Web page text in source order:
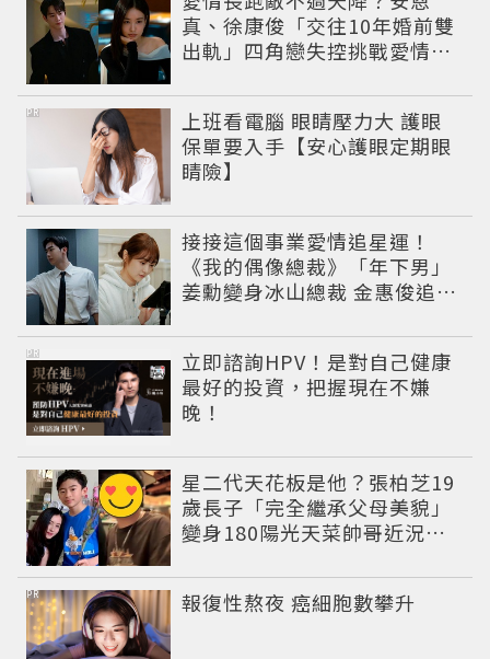
真、徐康俊「交往10年婚前雙
出軌」四角戀失控挑戰愛情底
上班看電腦 眼睛壓力大 護眼
保單要入手【安心護眼定期眼
睛險】
PR
接接這個事業愛情追星運！
《我的偶像總裁》「年下男」
姜勳變身冰山總裁 金惠俊追星
立即諮詢HPV！是對自己健康
最好的投資，把握現在不嫌
晚！
PR
星二代天花板是他？張柏芝19
歲長子「完全繼承父母美貌」
變身180陽光天菜帥哥近況曝
報復性熬夜 癌細胞數攀升
PR